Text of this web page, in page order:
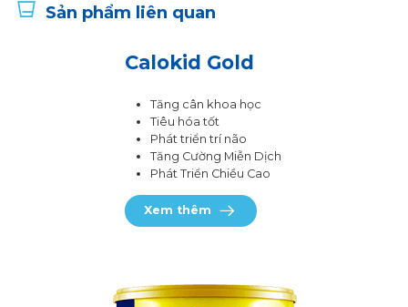
Sản phẩm liên quan
Calokid Gold
Tăng cân khoa học
Tiêu hóa tốt
Phát triển trí não
Tăng Cường Miễn Dịch
Phát Triển Chiều Cao
Xem thêm